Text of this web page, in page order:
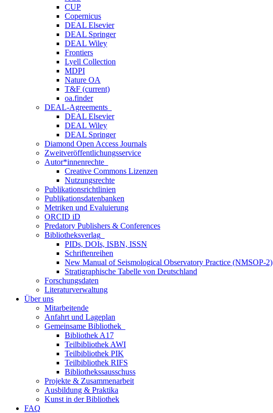
CUP
Copernicus
DEAL Elsevier
DEAL Springer
DEAL Wiley
Frontiers
Lyell Collection
MDPI
Nature OA
T&F (current)
oa.finder
DEAL-Agreements
DEAL Elsevier
DEAL Wiley
DEAL Springer
Diamond Open Access Journals
Zweitveröffentlichungsservice
Autor*innenrechte
Creative Commons Lizenzen
Nutzungsrechte
Publikationsrichtlinien
Publikationsdatenbanken
Metriken und Evaluierung
ORCID iD
Predatory Publishers & Conferences
Bibliotheksverlag
PIDs, DOIs, ISBN, ISSN
Schriftenreihen
New Manual of Seismological Observatory Practice (NMSOP-2)
Stratigraphische Tabelle von Deutschland
Forschungsdaten
Literaturverwaltung
Über uns
Mitarbeitende
Anfahrt und Lageplan
Gemeinsame Bibliothek
Bibliothek A17
Teilbibliothek AWI
Teilbibliothek PIK
Teilbibliothek RIFS
Bibliothekssausschuss
Projekte & Zusammenarbeit
Ausbildung & Praktika
Kunst in der Bibliothek
FAQ